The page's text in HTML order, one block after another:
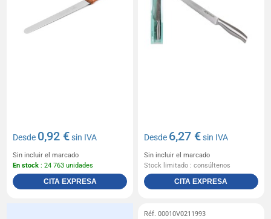
Desde 0,92 €sin IVA
Sin incluir el marcado
En stock : 24 763 unidades
CITA EXPRESA
Desde 6,27 €sin IVA
Sin incluir el marcado
Stock limitado : consúltenos
CITA EXPRESA
Réf. 00010V0211993